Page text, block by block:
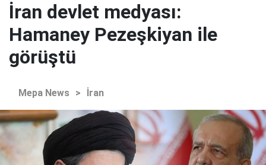
İran devlet medyası:
Hamaney Pezeşkiyan ile
görüştü
Mepa News > İran